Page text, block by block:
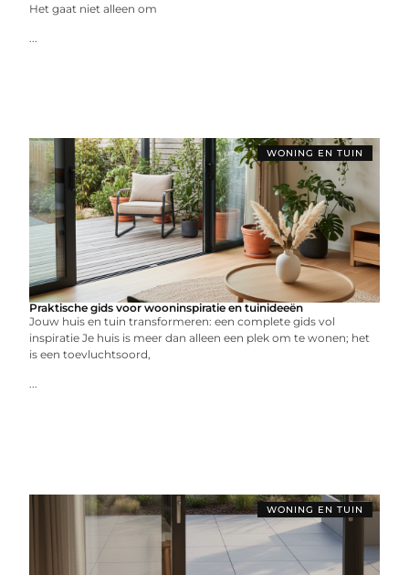
Het gaat niet alleen om
...
WONING EN TUIN
Praktische gids voor wooninspiratie en tuinideeën
Jouw huis en tuin transformeren: een complete gids vol
inspiratie Je huis is meer dan alleen een plek om te wonen; het
is een toevluchtsoord,
...
WONING EN TUIN